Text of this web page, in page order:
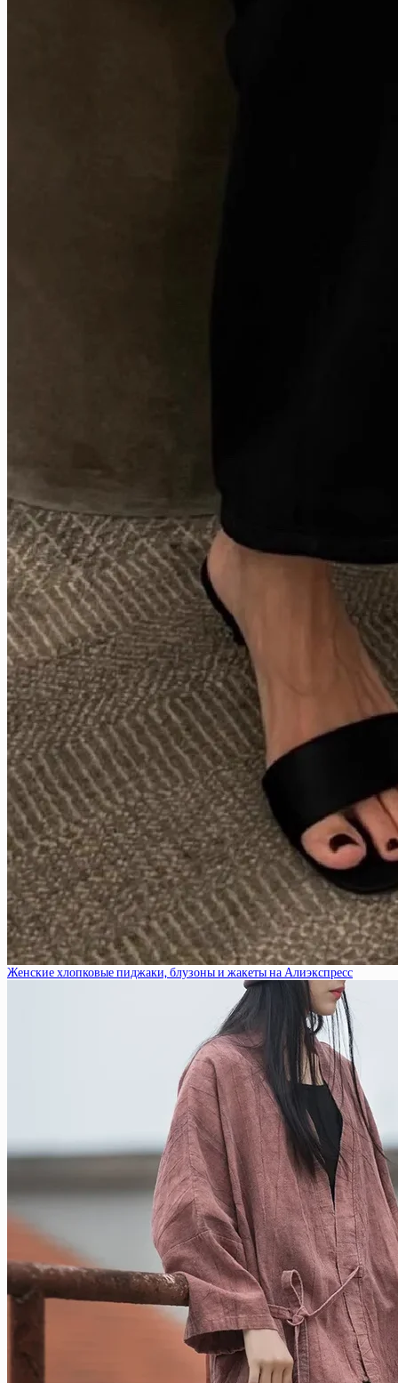
Женские хлопковые пиджаки, блузоны и жакеты на Алиэкспресс